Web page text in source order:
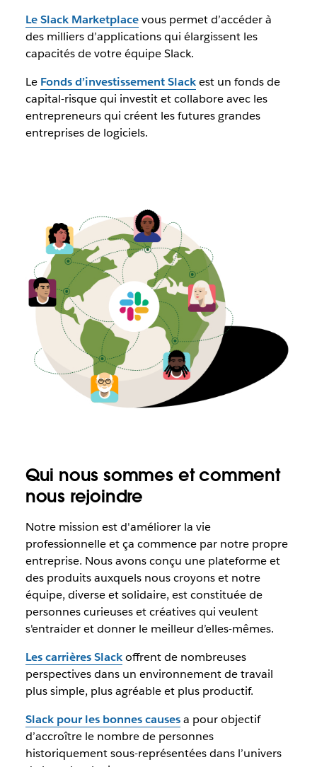
Le Slack Marketplacevous permet d’accéder à
des milliers d’applications qui élargissent les
capacités de votre équipe Slack.
Le Fonds d’investissement Slackest un fonds de
capital-risque qui investit et collabore avec les
entrepreneurs qui créent les futures grandes
entreprises de logiciels.
Qui nous sommes et comment
nous rejoindre
Notre mission est d'améliorer la vie
professionnelle et ça commence par notre propre
entreprise. Nous avons conçu une plateforme et
des produits auxquels nous croyons et notre
équipe, diverse et solidaire, est constituée de
personnes curieuses et créatives qui veulent
s'entraider et donner le meilleur d’elles-mêmes.
Les carrières Slackoffrent de nombreuses
perspectives dans un environnement de travail
plus simple, plus agréable et plus productif.
Slack pour les bonnes causesa pour objectif
d’accroître le nombre de personnes
historiquement sous-représentées dans l’univers